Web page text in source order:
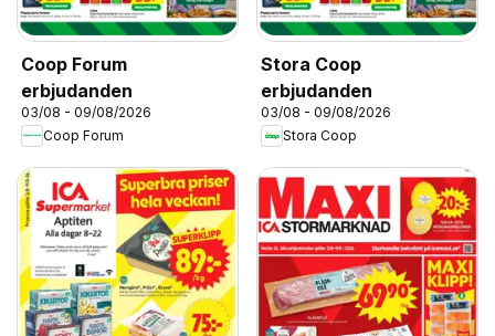
Coop Forum
erbjudanden
03/08 - 09/08/2026
Coop Forum
Stora Coop
erbjudanden
03/08 - 09/08/2026
Stora Coop